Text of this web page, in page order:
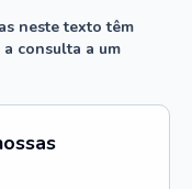
neste texto têm
consulta a um